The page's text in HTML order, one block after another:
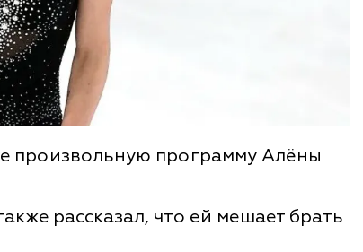
произвольную программу Алёны
рассказал, что ей мешает брать